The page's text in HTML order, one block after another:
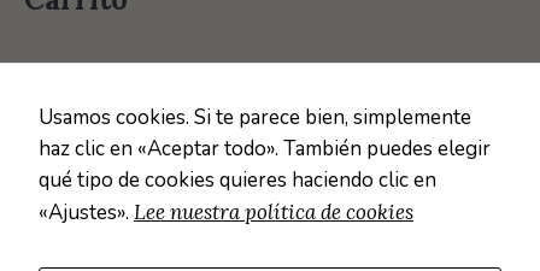
POLÍTICA DE COOKIES
relevant experience by remembering your preferences and
Usamos cookies. Si te parece bien, simplemente
haz clic en «Aceptar todo». También puedes elegir
qué tipo de cookies quieres haciendo clic en
«Ajustes». Lee nuestra política de cookies